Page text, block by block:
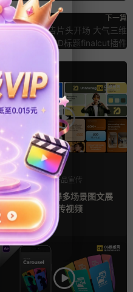
下一篇
FCPX电影预告片头开场 大气三维
3D标题finalcut插件
AE模板
产品介绍
产品宣传
产品展示
AE模板 横竖屏多场景图文展
示排版产品宣传视频
2天前